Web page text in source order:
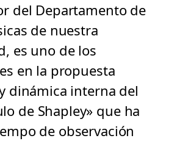
del Departamento de
de nuestra
es uno de los
en la propuesta
dinámica interna del
de Shapley» que ha
de observación